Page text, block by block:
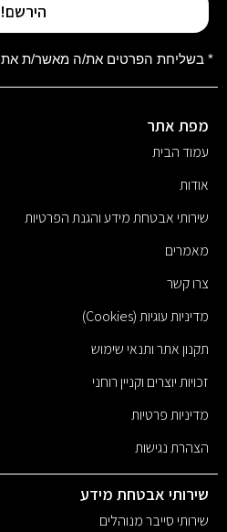
הירשם!
* בשליחת הפרטים את/ה מאשר/ת את
מפת אתר
עמוד הבית
אודות
שירותי אבטחת מידע והגנת הפרטיות
מאמרים
צרו קשר
מדיניות עוגיות (Cookies)
תקנון אתר ותנאי שימוש
זכויות יוצרים וקניין רוחני
מדיניות פרטיות
הצהרת נגישות
שירותי אבטחת מידע
שירותי סייבר מנוהלים